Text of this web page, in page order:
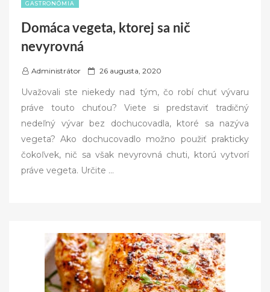
GASTRONÓMIA
Domáca vegeta, ktorej sa nič
nevyrovná
Administrátor
P
t
e
d
o
n
26 augusta, 2020
Uvažovali ste niekedy nad tým, čo robí chuť vývaru
práve touto chuťou? Viete si predstaviť tradičný
nedeľný vývar bez dochucovadla, ktoré sa nazýva
vegeta? Ako dochucovadlo možno použiť prakticky
čokoľvek, nič sa však nevyrovná chuti, ktorú vytvorí
práve vegeta. Určite …